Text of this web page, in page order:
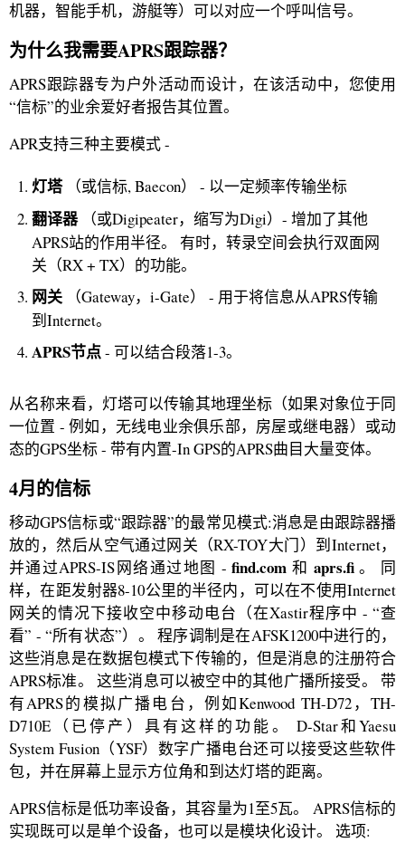
机器，智能手机，游艇等）可以对应一个呼叫信号。
为什么我需要APRS跟踪器？
APRS跟踪器专为户外活动而设计，在该活动中，您使用
“信标”的业余爱好者报告其位置。
APR支持三种主要模式 -
灯塔（或信标, Baecon） - 以一定频率传输坐标
翻译器（或Digipeater，缩写为Digi）- 增加了其他
APRS站的作用半径。 有时，转录空间会执行双面网
关（RX + TX）的功能。
网关 （Gateway，i-Gate） - 用于将信息从APRS传输
到Internet。
APRS节点- 可以结合段落1-3。
从名称来看，灯塔可以传输其地理坐标（如果对象位于同
一位置 - 例如，无线电业余俱乐部，房屋或继电器）或动
态的GPS坐标 - 带有内置-In GPS的APRS曲目大量变体。
4月的信标
移动GPS信标或“跟踪器”的最常见模式:消息是由跟踪器播
放的，然后从空气通过网关（RX-TOY大门）到Internet，
并通过APRS-IS网络通过地图 -find.com 和 aprs.fi。 同
样，在距发射器8-10公里的半径内，可以在不使用Internet
网关的情况下接收空中移动电台（在Xastir程序中 - “查
看” - “所有状态”）。 程序调制是在AFSK1200中进行的，
这些消息是在数据包模式下传输的，但是消息的注册符合
APRS标准。 这些消息可以被空中的其他广播所接受。 带
有APRS的模拟广播电台，例如Kenwood TH-D72，TH-
D710E（已停产）具有这样的功能。 D-Star和Yaesu
System Fusion（YSF）数字广播电台还可以接受这些软件
包，并在屏幕上显示方位角和到达灯塔的距离。
APRS信标是低功率设备，其容量为1至5瓦。 APRS信标的
实现既可以是单个设备，也可以是模块化设计。 选项: